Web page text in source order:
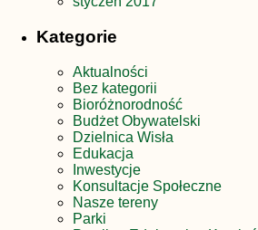
Kategorie
Aktualności
Bez kategorii
Bioróżnorodność
Budżet Obywatelski
Dzielnica Wisła
Edukacja
Inwestycje
Konsultacje Społeczne
Nasze tereny
Parki